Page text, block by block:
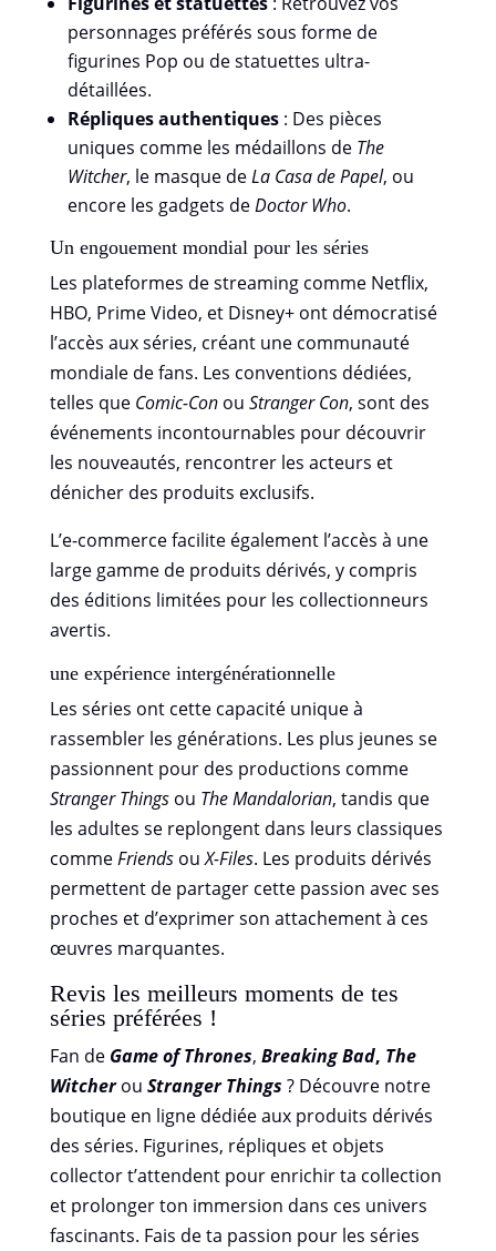
personnages préférés sous forme de
figurines Pop ou de statuettes ultra-
détaillées.
Répliques authentiques: Des pièces
uniques comme les médaillons de The
Witcher, le masque deLa Casa de Papel, ou
encore les gadgets deDoctor Who.
Un engouement mondial pour les séries
Les plateformes de streaming comme Netflix,
HBO, Prime Video, et Disney+ ont démocratisé
l’accès aux séries, créant une communauté
mondiale de fans. Les conventions dédiées,
telles que Comic-Conou Stranger Con, sont des
événements incontournables pour découvrir
les nouveautés, rencontrer les acteurs et
dénicher des produits exclusifs.
L’e-commerce facilite également l’accès à une
large gamme de produits dérivés, y compris
des éditions limitées pour les collectionneurs
avertis.
une expérience intergénérationnelle
Les séries ont cette capacité unique à
rassembler les générations. Les plus jeunes se
passionnent pour des productions comme
Stranger Thingsou The Mandalorian, tandis que
les adultes se replongent dans leurs classiques
commeFriendsouX-Files. Les produits dérivés
permettent de partager cette passion avec ses
proches et d’exprimer son attachement à ces
œuvres marquantes.
Revis les meilleurs moments de tes
séries préférées !
Fan de Game of Thrones, Breaking Bad, The
Witcherou Stranger Things ? Découvre notre
boutique en ligne dédiée aux produits dérivés
des séries. Figurines, répliques et objets
collector t’attendent pour enrichir ta collection
et prolonger ton immersion dans ces univers
fascinants. Fais de ta passion pour les séries